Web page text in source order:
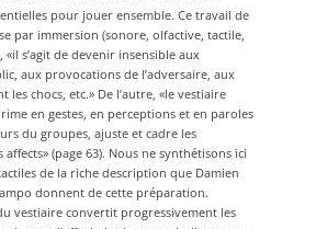
pour jouer ensemble. Ce travail de
par immersion (sonore, olfactive, tactile,
«il s’agit de devenir insensible aux
aux provocations de l’adversaire, aux
les chocs, etc.» De l’autre, «le vestiaire
en gestes, en perceptions et en paroles
du groupes, ajuste et cadre les
(page 63). Nous ne synthétisons ici
de la riche description que Damien
donnent de cette préparation.
vestiaire convertit progressivement les